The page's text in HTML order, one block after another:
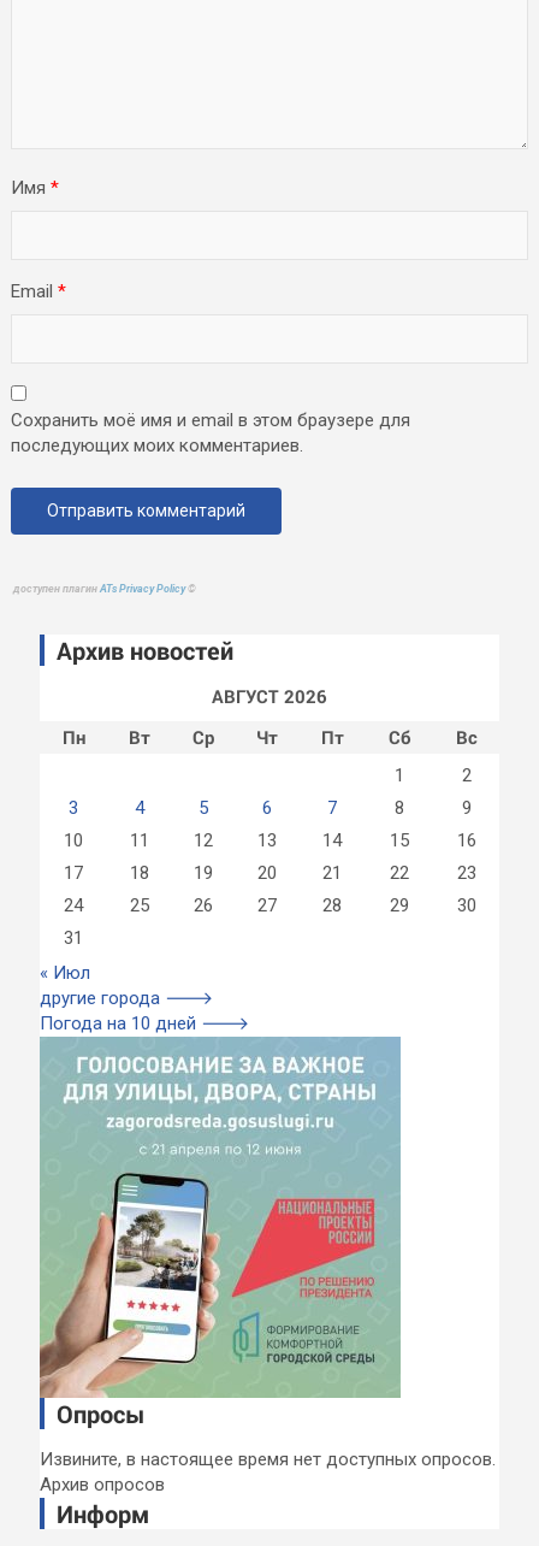
Имя *
Email *
Сохранить моё имя и email в этом браузере для
последующих моих комментариев.
доступен плагинATs Privacy Policy©
Архив новостей
АВГУСТ 2026
Пн
Вт Ср Чт Пт Сб Вс
1
2
3
4 5 6 7 8
9
10
11 12 13 14 15
16
17
18 19 20 21 22
23
24
25 26 27 28 29
30
31
« Июл
другие города 🡒
Погода на 10 дней 🡒
Опросы
Извините, в настоящее время нет доступных опросов.
Архив опросов
Информ